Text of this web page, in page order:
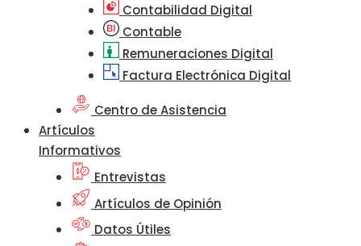
Contabilidad Digital
Contable
Remuneraciones Digital
Factura Electrónica Digital
Centro de Asistencia
Artículos
Informativos
Entrevistas
Artículos de Opinión
Datos Útiles